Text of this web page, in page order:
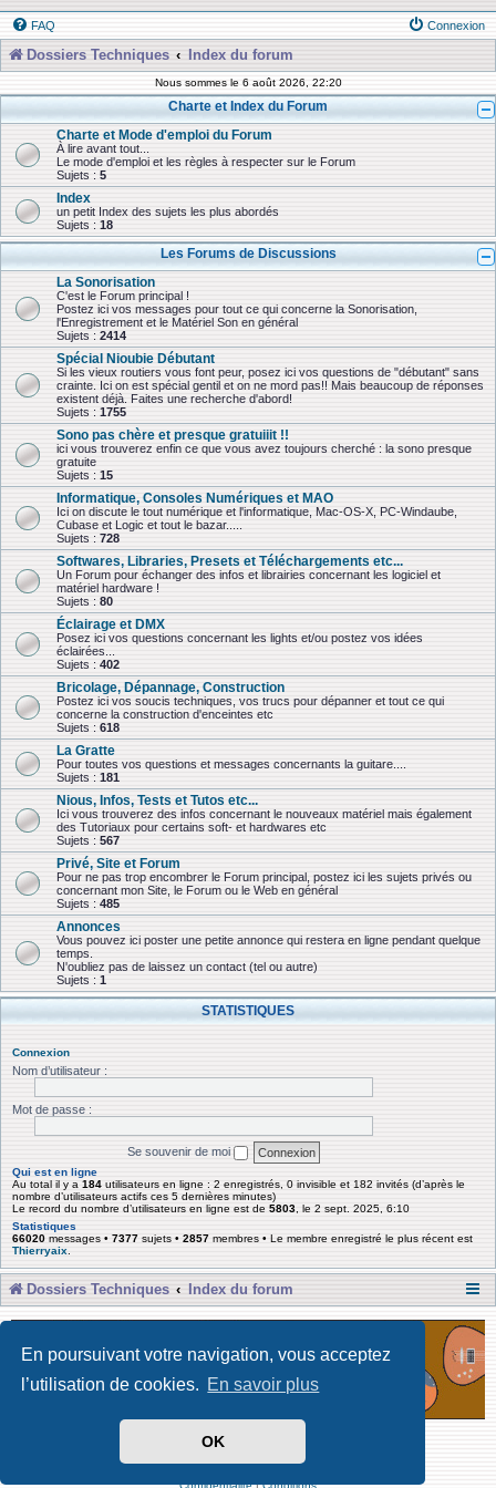
En poursuivant votre navigation, vous acceptez
l’utilisation de cookies. En savoir plus
OK
FAQ Connexion
Dossiers Techniques Index du forum
Nous sommes le 6 août 2026, 22:20
Charte et Index du Forum
Charte et Mode d'emploi du Forum
À lire avant tout...
Le mode d'emploi et les règles à respecter sur le Forum
Sujets : 5
Index
un petit Index des sujets les plus abordés
Sujets : 18
Les Forums de Discussions
La Sonorisation
C'est le Forum principal !
Postez ici vos messages pour tout ce qui concerne la Sonorisation,
l'Enregistrement et le Matériel Son en général
Sujets : 2414
Spécial Nioubie Débutant
Si les vieux routiers vous font peur, posez ici vos questions de "débutant" sans
crainte. Ici on est spécial gentil et on ne mord pas!! Mais beaucoup de réponses
existent déjà. Faites une recherche d'abord!
Sujets : 1755
Sono pas chère et presque gratuiiit !!
ici vous trouverez enfin ce que vous avez toujours cherché : la sono presque
gratuite
Sujets : 15
Informatique, Consoles Numériques et MAO
Ici on discute le tout numérique et l'informatique, Mac-OS-X, PC-Windaube,
Cubase et Logic et tout le bazar.....
Sujets : 728
Softwares, Libraries, Presets et Téléchargements etc...
Un Forum pour échanger des infos et librairies concernant les logiciel et
matériel hardware !
Sujets : 80
Éclairage et DMX
Posez ici vos questions concernant les lights et/ou postez vos idées
éclairées...
Sujets : 402
Bricolage, Dépannage, Construction
Postez ici vos soucis techniques, vos trucs pour dépanner et tout ce qui
concerne la construction d'enceintes etc
Sujets : 618
La Gratte
Pour toutes vos questions et messages concernants la guitare....
Sujets : 181
Nious, Infos, Tests et Tutos etc...
Ici vous trouverez des infos concernant le nouveaux matériel mais également
des Tutoriaux pour certains soft- et hardwares etc
Sujets : 567
Privé, Site et Forum
Pour ne pas trop encombrer le Forum principal, postez ici les sujets privés ou
concernant mon Site, le Forum ou le Web en général
Sujets : 485
Annonces
Vous pouvez ici poster une petite annonce qui restera en ligne pendant quelque
temps.
N'oubliez pas de laissez un contact (tel ou autre)
Sujets : 1
STATISTIQUES
Connexion
Nom d’utilisateur :
Mot de passe :
Se souvenir de moi
Qui est en ligne
Au total il y a 184 utilisateurs en ligne : 2 enregistrés, 0 invisible et 182 invités (d’après le
nombre d’utilisateurs actifs ces 5 dernières minutes)
Le record du nombre d’utilisateurs en ligne est de 5803 , le 2 sept. 2025, 6:10
Statistiques
66020 messages • 7377 sujets • 2857 membres • Le membre enregistré le plus récent est
Thierryaix
Dossiers Techniques Index du forum
Développé par Forum Software © phpBB Limited
Traduit par phpBB-fr
Confidentialité|Conditions